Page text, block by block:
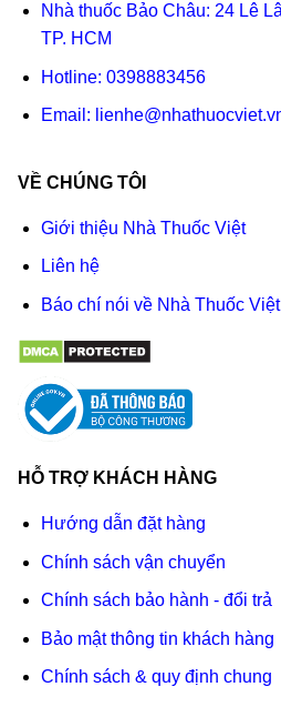
Nhà thuốc Bảo Châu: 24 Lê
TP. HCM
Hotline: 0398883456
Email:
VỀ CHÚNG TÔI
Giới thiệu Nhà Thuốc Việt
Liên hệ
Báo chí nói về Nhà Thuốc Việt
HỖ TRỢ KHÁCH HÀNG
Hướng dẫn đặt hàng
Chính sách vận chuyển
Chính sách bảo hành - đổi trả
Bảo mật thông tin khách hàng
Chính sách & quy định chung